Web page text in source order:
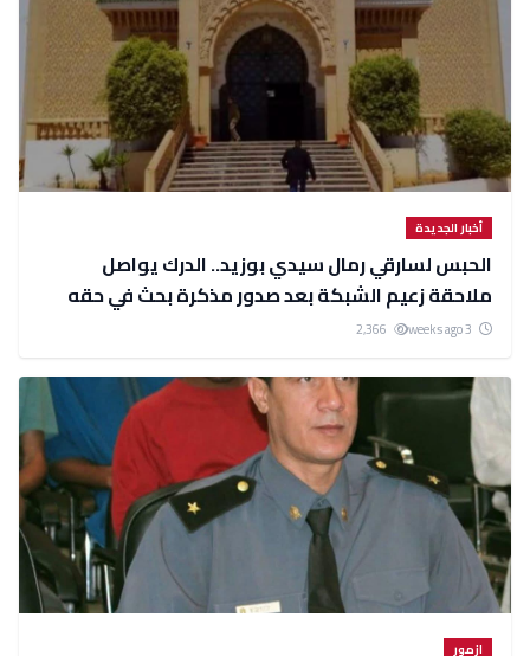
أخبار الجديدة
الحبس لسارقي رمال سيدي بوزيد.. الدرك يواصل
ملاحقة زعيم الشبكة بعد صدور مذكرة بحث في حقه
ازمور